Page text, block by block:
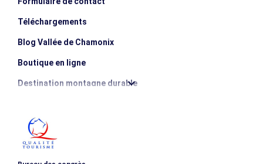
Téléchargements
Blog Vallée de Chamonix
Boutique en ligne
Destination montagne durable
Photothèque